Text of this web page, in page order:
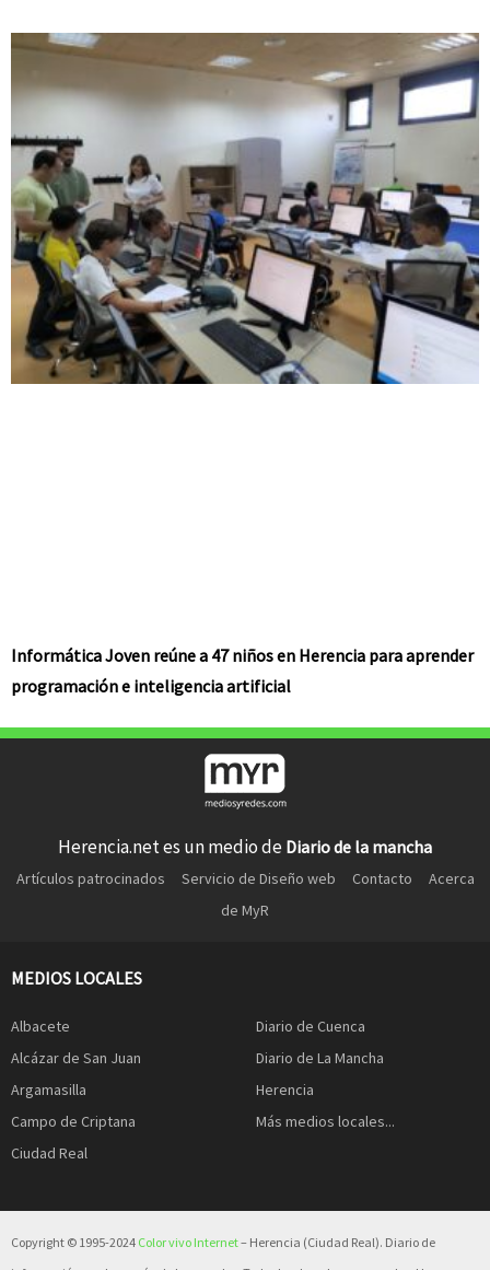
Informática Joven reúne a 47 niños en Herencia para aprender
programación e inteligencia artificial
Herencia.net es un medio de Diario de la mancha
Artículos patrocinados Servicio de Diseño web Contacto
Acerca
de MyR
MEDIOS LOCALES
Albacete
Alcázar de San Juan
Argamasilla
Campo de Criptana
Ciudad Real
Diario de Cuenca
Diario de La Mancha
Herencia
Más medios locales...
Copyright © 1995-2024 Color vivo Internet– Herencia (Ciudad Real). Diario de